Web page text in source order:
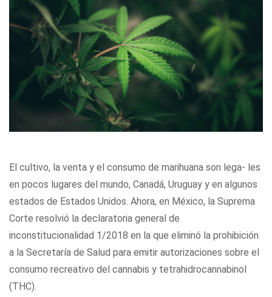
El cultivo, la venta y el consumo de marihuana son lega- les
en pocos lugares del mundo, Canadá, Uruguay y en algunos
estados de Estados Unidos. Ahora, en México, la Suprema
Corte resolvió la declaratoria general de
inconstitucionalidad 1/2018 en la que eliminó la prohibición
a la Secretaría de Salud para emitir autorizaciones sobre el
consumo recreativo del cannabis y tetrahidrocannabinol
(THC).